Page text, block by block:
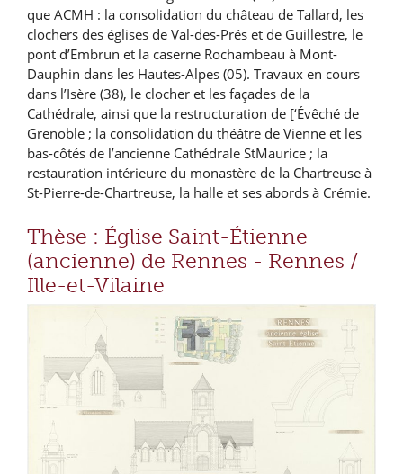
que ACMH : la consolidation du château de Tallard, les
clochers des églises de Val-des-Prés et de Guillestre, le
pont d’Embrun et la caserne Rochambeau à Mont-
Dauphin dans les Hautes-Alpes (05). Travaux en cours
dans l’Isère (38), le clocher et les façades de la
Cathédrale, ainsi que la restructuration de [‘Évêché de
Grenoble ; la consolidation du théâtre de Vienne et les
bas-côtés de l’ancienne Cathédrale StMaurice ; la
restauration intérieure du monastère de la Chartreuse à
St-Pierre-de-Chartreuse, la halle et ses abords à Crémie.
Thèse : Église Saint-Étienne
(ancienne) de Rennes - Rennes /
Ille-et-Vilaine